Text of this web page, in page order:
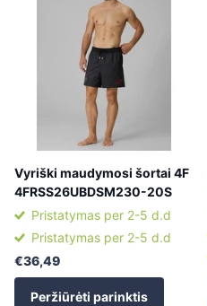
Vyriški maudymosi šortai 4F
4FRSS26UBDSM230-20S
Pristatymas per 2-5 d.d
Pristatymas per 2-5 d.d
€36,49
Peržiūrėti parinktis